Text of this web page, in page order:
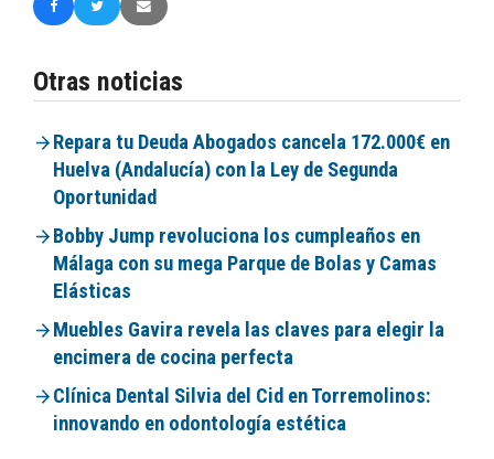
Otras noticias
Repara tu Deuda Abogados cancela 172.000€ en
Huelva (Andalucía) con la Ley de Segunda
Oportunidad
Bobby Jump revoluciona los cumpleaños en
Málaga con su mega Parque de Bolas y Camas
Elásticas
Muebles Gavira revela las claves para elegir la
encimera de cocina perfecta
Clínica Dental Silvia del Cid en Torremolinos:
innovando en odontología estética